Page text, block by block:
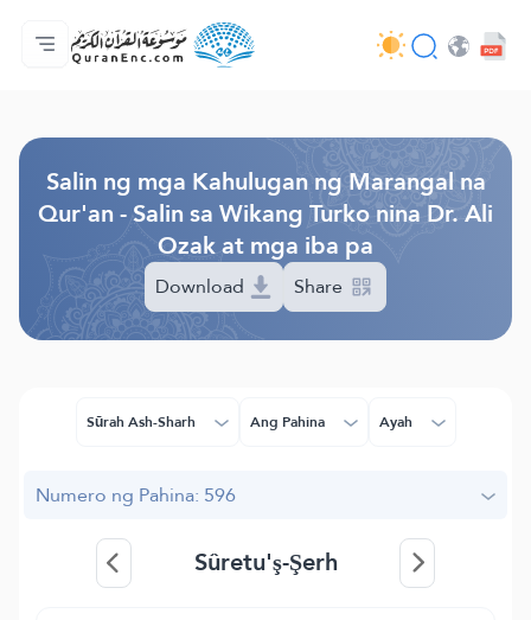
Ang Pangunahin
Indise ng mga Salin
Audio
Mga Serbisyo ng mga Developer - API
Tungkol
makipag-ugnayan sa amin
Ang Wika
Salin ng mga Kahulugan ng Marangal na
Qur'an - Salin sa Wikang Turko nina Dr. Ali
Ozak at mga iba pa
Download Share
Sūrah Ash-Sharh Ang Pahina Ayah
Numero ng Pahina: 596
Sûretu'ş-Şerh